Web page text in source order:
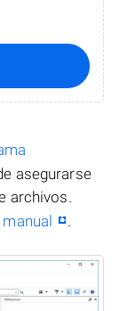
asegurarse
archivos.
.